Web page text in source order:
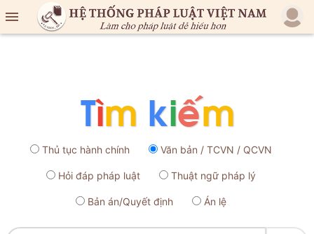

Thủ tục hành chính Văn bản / TCVN / QCVN
Hỏi đáp pháp luật Thuật ngữ pháp lý
Bản án/Quyết định Án lệ